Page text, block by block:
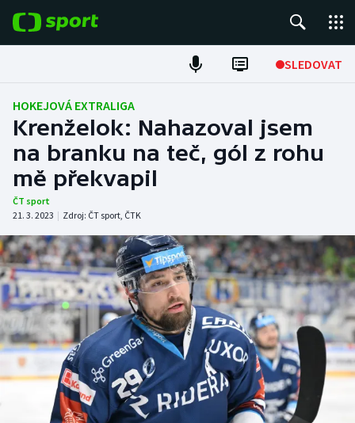
SLEDOVAT
Fotbal
Hokej
Tenis
Atletika
Cyklistika
DALŠÍ SPORTY
Americký fotbal
Baseball a softbal
Basketbal
NEPŘEHLÉDNĚTE
Soutěže
Historické návraty
HOKEJOVÁ EXTRALIGA
Krenželok: Nahazoval jsem
na branku na teč, gól z rohu
mě překvapil
ČT sport
21. 3. 2023 | Zdroj: ČT sport, ČTK